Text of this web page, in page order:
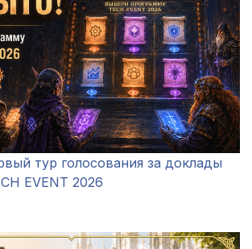
тур голосования за доклады
EVENT 2026